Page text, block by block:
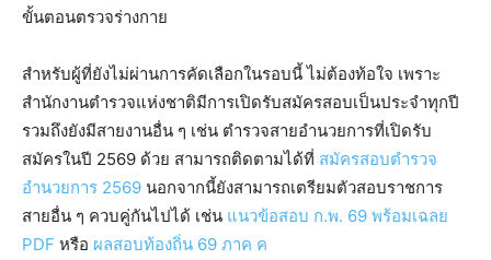
ขั้นตอนตรวจร่างกาย
สำหรับผู้ที่ยังไม่ผ่านการคัดเลือกในรอบนี้ ไม่ต้องท้อใจ เพราะ
สำนักงานตำรวจแห่งชาติมีการเปิดรับสมัครสอบเป็นประจำทุกปี
รวมถึงยังมีสายงานอื่น ๆ เช่น ตำรวจสายอำนวยการที่เปิดรับ
สมัครในปี 2569 ด้วย สามารถติดตามได้ที่ สมัครสอบตำรวจ
อำนวยการ 2569 นอกจากนี้ยังสามารถเตรียมตัวสอบราชการ
สายอื่น ๆ ควบคู่กันไปได้ เช่น แนวข้อสอบ ก.พ. 69 พร้อมเฉลย
PDF หรือ ผลสอบท้องถิ่น 69 ภาค ค